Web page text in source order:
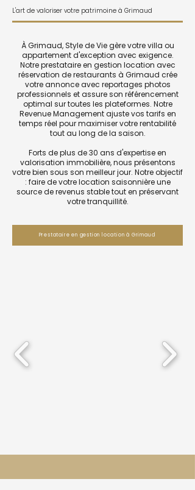
L'art de valoriser votre patrimoine à Grimaud
À Grimaud, Style de Vie gère votre villa ou
appartement d'exception avec exigence.
Notre prestataire en gestion location avec
réservation de restaurants à Grimaud crée
votre annonce avec reportages photos
professionnels et assure son référencement
optimal sur toutes les plateformes. Notre
Revenue Management ajuste vos tarifs en
temps réel pour maximiser votre rentabilité
tout au long de la saison.
Forts de plus de 30 ans d'expertise en
valorisation immobilière, nous présentons
votre bien sous son meilleur jour. Notre objectif
: faire de votre location saisonnière une
source de revenus stable tout en préservant
votre tranquillité.
Prestataire en gestion location à Grimaud